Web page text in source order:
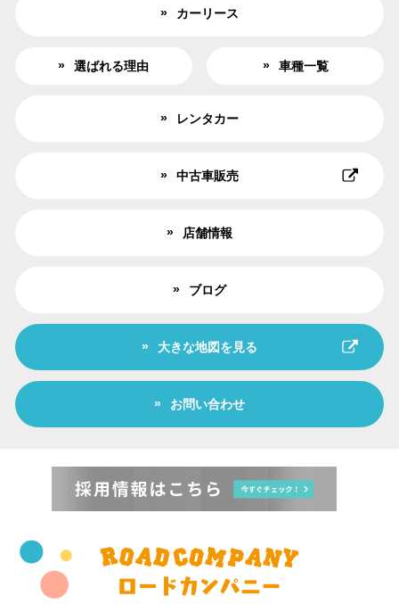
カーリース
選ばれる理由 車種一覧
レンタカー
中古車販売
店舗情報
ブログ
大きな地図を見る
お問い合わせ